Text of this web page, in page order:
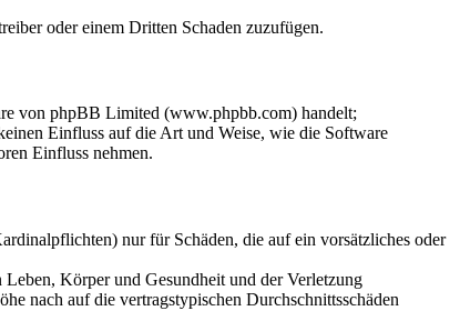
oder einem Dritten Schaden zuzufügen.
von phpBB Limited (www.phpbb.com) handelt;
Einfluss auf die Art und Weise, wie die Software
Einfluss nehmen.
nur für Schäden, die auf ein vorsätzliches oder
Körper und Gesundheit und der Verletzung
nach auf die vertragstypischen Durchschnittsschäden